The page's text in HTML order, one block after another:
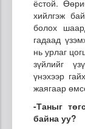
ёстой.
хийлгэж
болох
гадаад
нь урлаг
зүйлийг
үнэхээр
жаягаар
-Таныг
байна уу?